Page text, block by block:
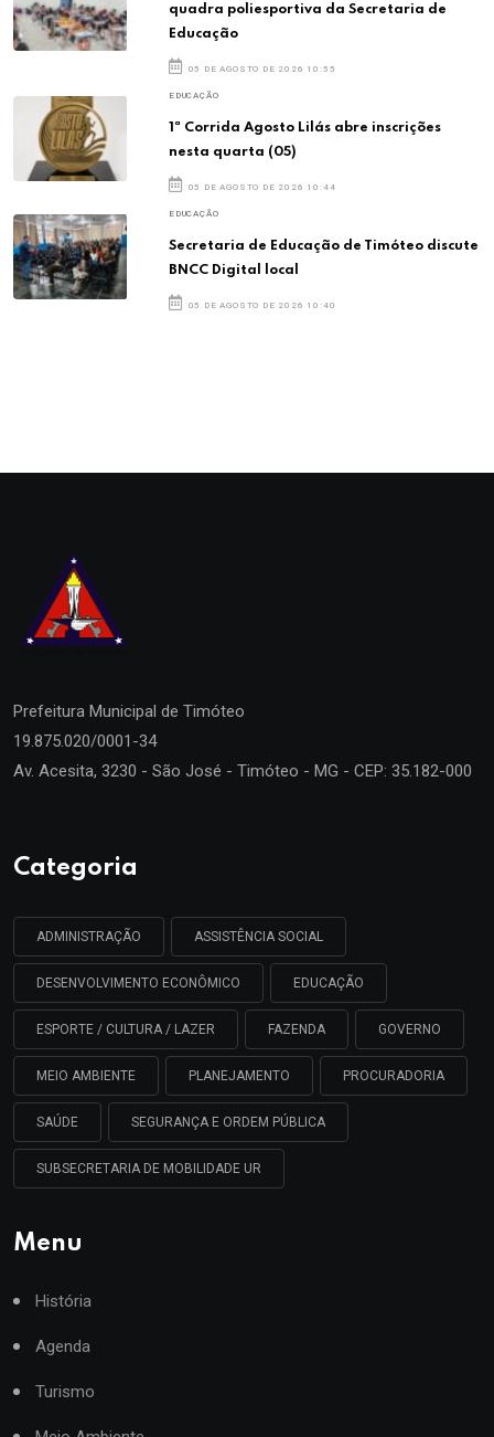
quadra poliesportiva da Secretaria de
Educação
05 DE AGOSTO DE 2026 10:55
EDUCAÇÃO
1ª Corrida Agosto Lilás abre inscrições
nesta quarta (05)
05 DE AGOSTO DE 2026 10:44
EDUCAÇÃO
Secretaria de Educação de Timóteo discute
BNCC Digital local
05 DE AGOSTO DE 2026 10:40
Prefeitura Municipal de Timóteo
19.875.020/0001-34
Av. Acesita, 3230 - São José - Timóteo - MG - CEP: 35.182-000
Categoria
ADMINISTRAÇÃO ASSISTÊNCIA SOCIAL
DESENVOLVIMENTO ECONÔMICO EDUCAÇÃO
ESPORTE / CULTURA / LAZER FAZENDA GOVERNO
MEIO AMBIENTE PLANEJAMENTO PROCURADORIA
SAÚDE SEGURANÇA E ORDEM PÚBLICA
SUBSECRETARIA DE MOBILIDADE UR
Menu
História
Agenda
Turismo